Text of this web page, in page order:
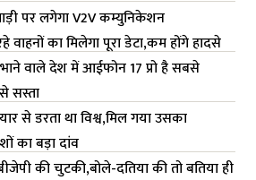
पर लगेगा V2V कम्युनिकेशन
का मिलेगा पूरा डेटा,कम होंगे हादसे
वाले देश में आईफोन 17 प्रो है सबसे
सस्ता
से डरता था विश्व,मिल गया उसका
का बड़ा दांव
की चुटकी,बोले-दतिया की तो बतिया ही